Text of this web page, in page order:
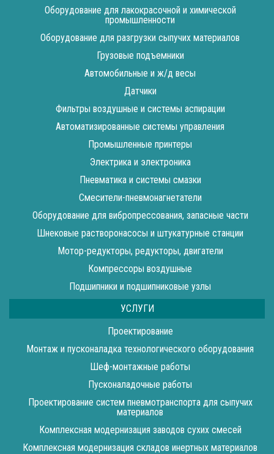
Оборудование для лакокрасочной и химической
промышленности
Оборудование для разгрузки сыпучих материалов
Грузовые подъемники
Автомобильные и ж/д весы
Датчики
Фильтры воздушные и системы аспирации
Автоматизированные системы управления
Промышленные принтеры
Электрика и электроника
Пневматика и системы смазки
Смесители-пневмонагнетатели
Оборудование для вибропрессования, запасные части
Шнековые растворонасосы и штукатурные станции
Мотор-редукторы, редукторы, двигатели
Компрессоры воздушные
Подшипники и подшипниковые узлы
УСЛУГИ
Проектирование
Монтаж и пусконаладка технологического оборудования
Шеф-монтажные работы
Пусконаладочные работы
Проектирование систем пневмотранспорта для сыпучих
материалов
Комплексная модернизация заводов сухих смесей
Комплексная модернизация складов инертных материалов